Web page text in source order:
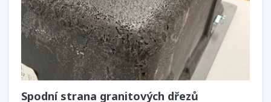
Spodní strana granitových dřezů